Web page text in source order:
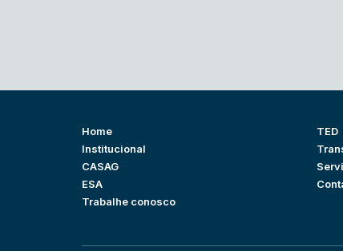
Home
Institucional
CASAG
ESA
Trabalhe conosco
TED